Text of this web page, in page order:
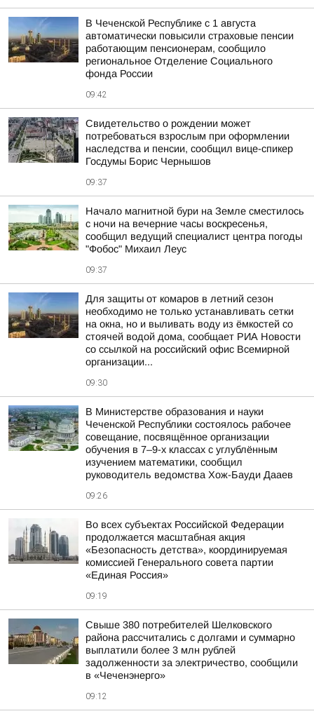
В Чеченской Республике с 1 августа
автоматически повысили страховые пенсии
работающим пенсионерам, сообщило
региональное Отделение Социального
фонда России
09:42
Свидетельство о рождении может
потребоваться взрослым при оформлении
наследства и пенсии, сообщил вице-спикер
Госдумы Борис Чернышов
09:37
Начало магнитной бури на Земле сместилось
с ночи на вечерние часы воскресенья,
сообщил ведущий специалист центра погоды
"Фобос" Михаил Леус
09:37
Для защиты от комаров в летний сезон
необходимо не только устанавливать сетки
на окна, но и выливать воду из ёмкостей со
стоячей водой дома, сообщает РИА Новости
со ссылкой на российский офис Всемирной
организации...
09:30
В Министерстве образования и науки
Чеченской Республики состоялось рабочее
совещание, посвящённое организации
обучения в 7–9-х классах с углублённым
изучением математики, сообщил
руководитель ведомства Хож-Бауди Дааев
09:26
Во всех субъектах Российской Федерации
продолжается масштабная акция
«Безопасность детства», координируемая
комиссией Генерального совета партии
«Единая Россия»
09:19
Свыше 380 потребителей Шелковского
района рассчитались с долгами и суммарно
выплатили более 3 млн рублей
задолженности за электричество, сообщили
в «Чеченэнерго»
09:12